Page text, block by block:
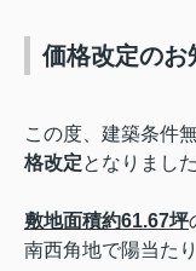
価格改定のお
この度、建築条件
格改定となりました
敷地面積約61.67坪
南西角地で陽当た